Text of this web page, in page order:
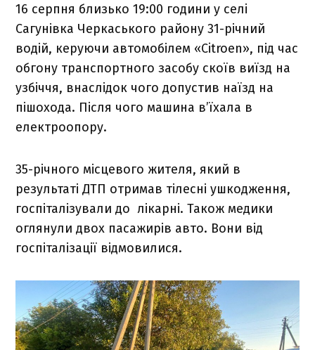
16 серпня близько 19:00 години у селі
Сагунівка Черкаського району 31-річний
водій, керуючи автомобілем «Citroen», під час
обгону транспортного засобу скоїв виїзд на
узбіччя, внаслідок чого допустив наїзд на
пішохода. Після чого машина вʼїхала в
електроопору.
35-річного місцевого жителя, який в
результаті ДТП отримав тілесні ушкодження,
госпіталізували до лікарні. Також медики
оглянули двох пасажирів авто. Вони від
госпіталізації відмовилися.